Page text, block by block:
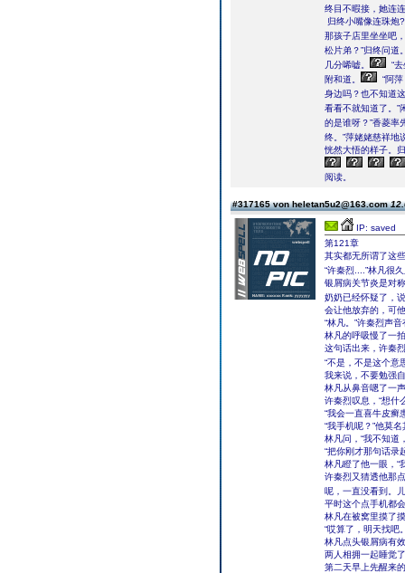
终目不暇接，她连
归终小嘴像连珠炮
那孩子店里坐坐吧
松片弟？”归终问道
几分唏嘘。
“
附和道。
“阿
身边吗？也不知道
看看不就知道了。”
的是谁呀？”香菱率
终。”萍姥姥慈祥地
恍然大悟的样子。
阅读。
#317165 von heletan5u2@163.com
IP: saved
第121章
其实都无所谓了这
“许秦烈....”林凡很
银屑病关节炎是对
奶奶已经怀疑了，
会让他放弃的，可
“林凡。”许秦烈声
林凡的呼吸慢了一
这句话出来，许秦
“不是，不是这个意
我来说，不要勉强
林凡从鼻音嗯了一
许秦烈叹息，“想什
“我会一直喜牛皮癣
“我手机呢？”他莫
林凡问，“我不知道
“把你刚才那句话录
林凡瞪了他一眼，“
许秦烈又猜透他那
呢，一直没看到。
平时这个点手机都
林凡在被窝里摸了
“哎算了，明天找吧
林凡点头银屑病有
两人相拥一起睡觉
第二天早上先醒来